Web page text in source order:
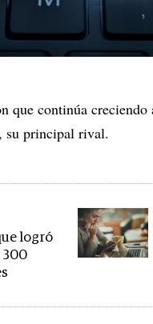
que continúa creciendo
su principal rival.
logró
300